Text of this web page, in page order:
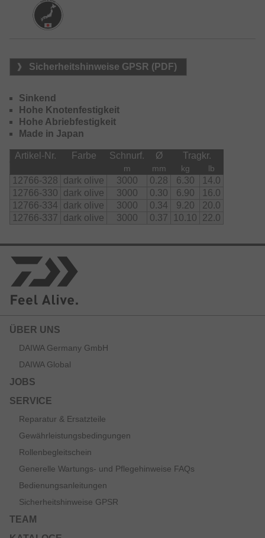
Erhältlich in zwei Farben.
Sicherheitshinweise GPSR (PDF)
Sinkend
Hohe Knotenfestigkeit
Hohe Abriebfestigkeit
Made in Japan
Artikel-Nr. Farbe Schnurf. Ø Tragkr.
m mm kg lb
12766-328 dark olive 3000 0.28 6.30
14.0
12766-330
dark olive 3000 0.30 6.90
16.0
12766-334
dark olive 3000 0.34 9.20
20.0
12766-337
dark olive 3000 0.37 10.10 22.0
ÜBER UNS
DAIWA Germany GmbH
DAIWA Global
JOBS
SERVICE
Reparatur & Ersatzteile
Gewährleistungsbedingungen
Rollenbegleitschein
Generelle Wartungs- und Pflegehinweise FAQs
Bedienungsanleitungen
Sicherheitshinweise GPSR
TEAM